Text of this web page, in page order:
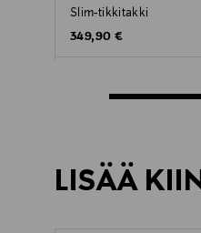
Slim-tikkitakki
Original Price
349,90 €
LISÄÄ